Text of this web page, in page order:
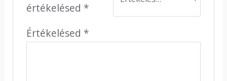
értékelésed *
Értékelésed *